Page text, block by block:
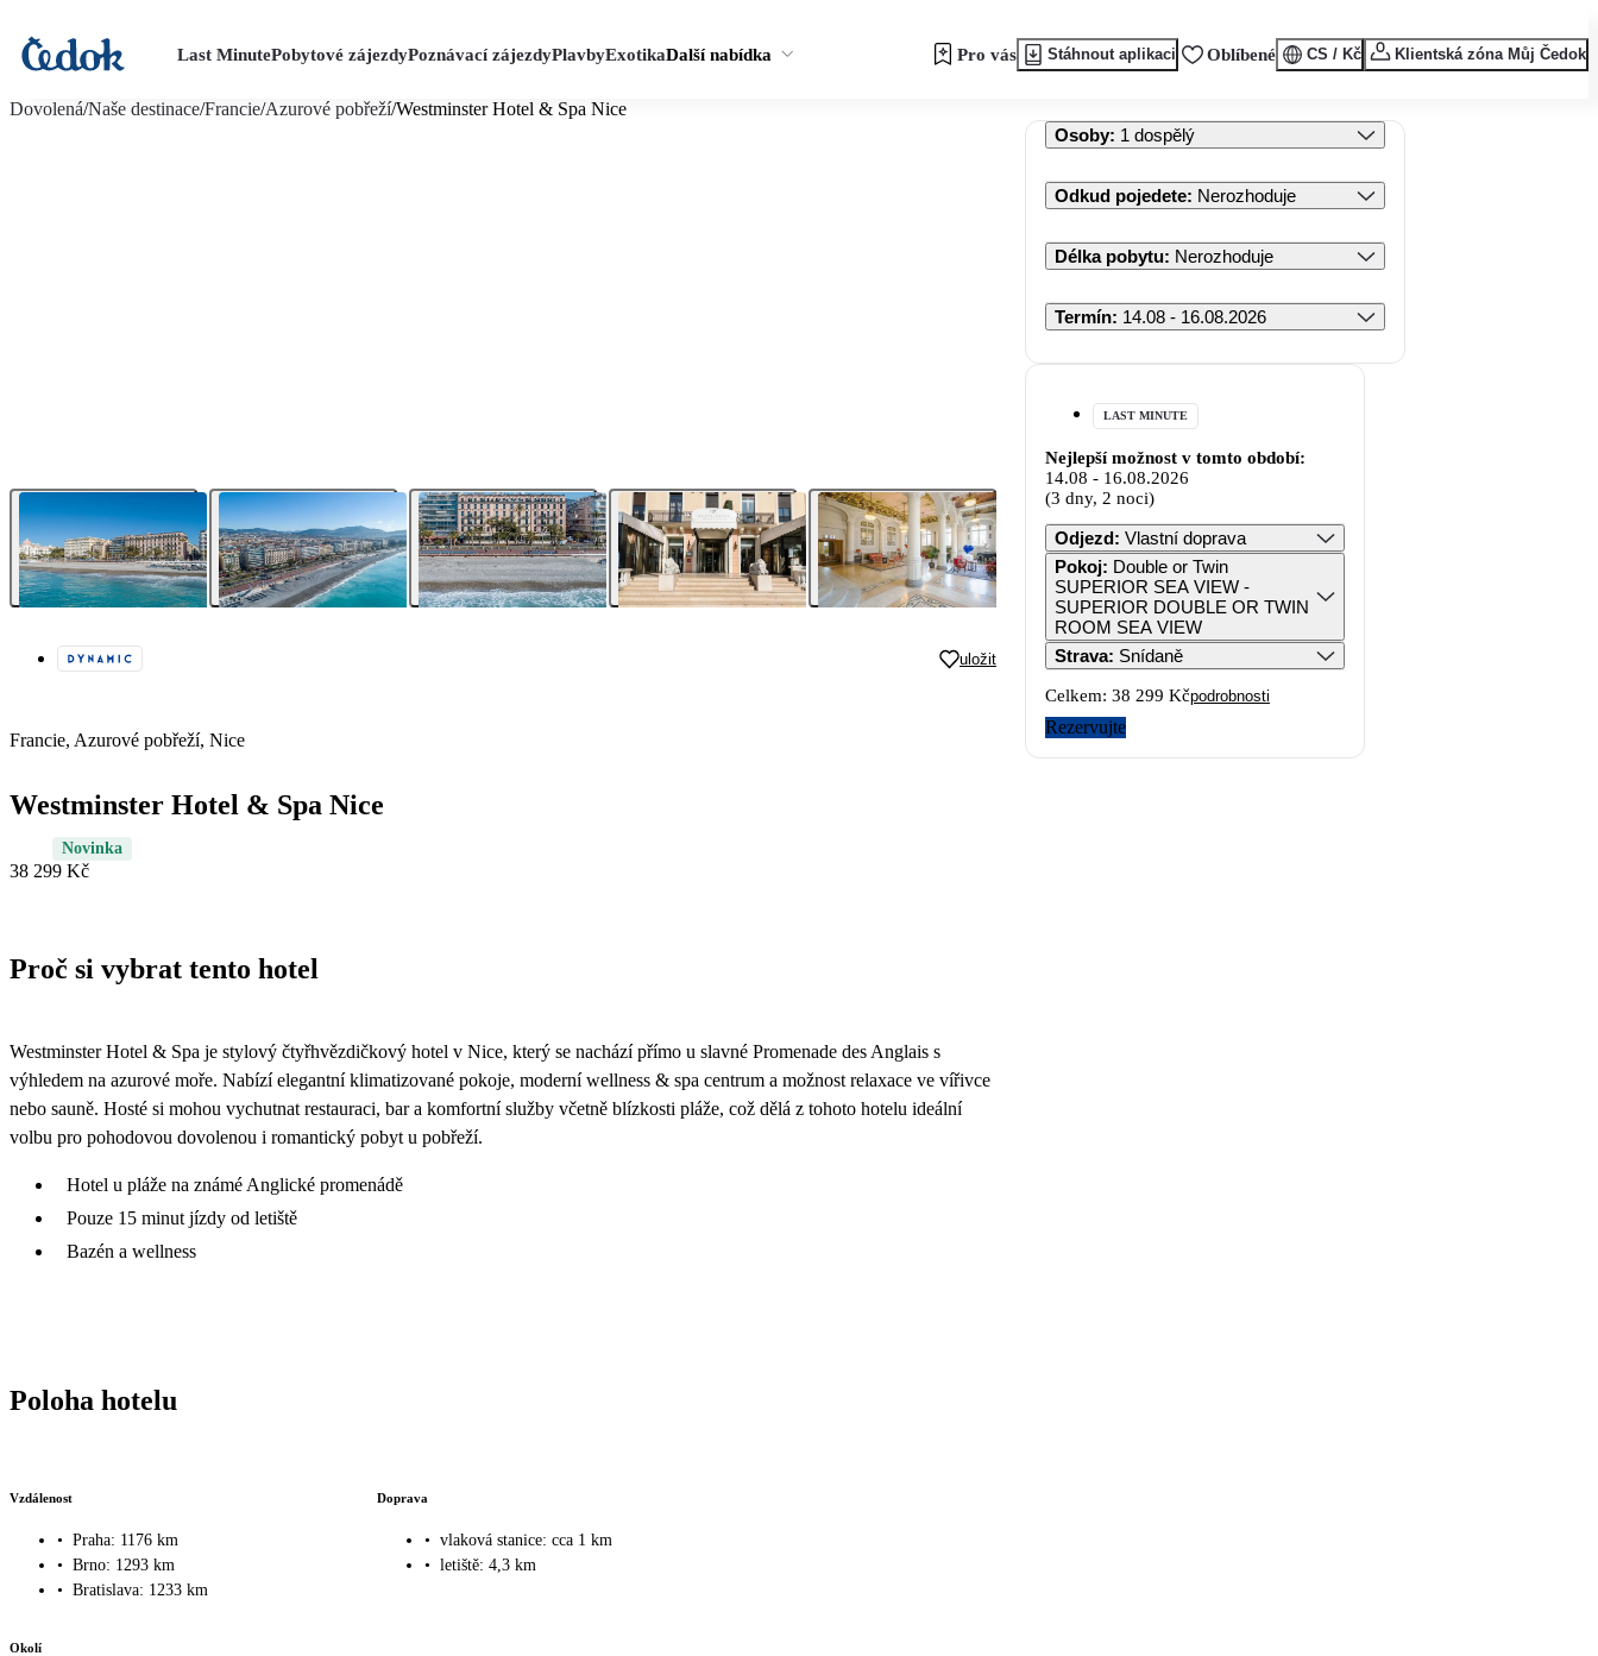
Last MinutePobytové zájezdyPoznávací zájezdyPlavbyExotikaDalší nabídka Pro vás Stáhnout aplikaci Oblíbené CS / Kč Klientská zóna Můj Čedok
Dovolená/Naše destinace/Francie/Azurové pobřeží/Westminster Hotel & Spa Nice
uložit
Francie, Azurové pobřeží, Nice
Westminster Hotel & Spa Nice
Novinka
38 299 Kč
Proč si vybrat tento hotel
Westminster Hotel & Spa je stylový čtyřhvězdičkový hotel v Nice, který se nachází přímo u slavné Promenade des Anglais s
výhledem na azurové moře. Nabízí elegantní klimatizované pokoje, moderní wellness & spa centrum a možnost relaxace ve vířivce
nebo sauně. Hosté si mohou vychutnat restauraci, bar a komfortní služby včetně blízkosti pláže, což dělá z tohoto hotelu ideální
volbu pro pohodovou dovolenou i romantický pobyt u pobřeží.
Hotel u pláže na známé Anglické promenádě
Pouze 15 minut jízdy od letiště
Bazén a wellness
Poloha hotelu
Vzdálenost
• Praha: 1176 km
• Brno: 1293 km
• Bratislava: 1233 km
Doprava
• vlaková stanice: cca 1 km
• letiště: 4,3 km
Okolí
Osoby: 1 dospělý
Odkud pojedete: Nerozhoduje
Délka pobytu: Nerozhoduje
Termín: 14.08 - 16.08.2026
LAST MINUTE
Nejlepší možnost v tomto období:
14.08 - 16.08.2026
(3 dny, 2 noci)
Odjezd: Vlastní doprava
Pokoj: Double or Twin
SUPERIOR SEA VIEW -
SUPERIOR DOUBLE OR TWIN
ROOM SEA VIEW
Strava: Snídaně
Celkem: 38 299 Kčpodrobnosti
Rezervujte